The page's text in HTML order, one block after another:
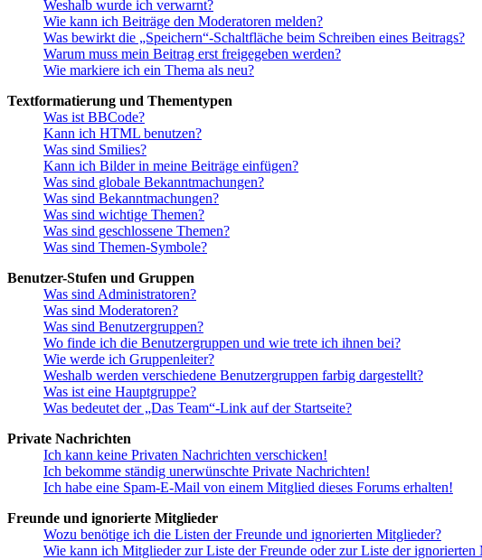
Weshalb wurde ich verwarnt?
Wie kann ich Beiträge den Moderatoren melden?
Was bewirkt die „Speichern“-Schaltfläche beim Schreiben eines Beitrags?
Warum muss mein Beitrag erst freigegeben werden?
Wie markiere ich ein Thema als neu?
Textformatierung und Thementypen
Was ist BBCode?
Kann ich HTML benutzen?
Was sind Smilies?
Kann ich Bilder in meine Beiträge einfügen?
Was sind globale Bekanntmachungen?
Was sind Bekanntmachungen?
Was sind wichtige Themen?
Was sind geschlossene Themen?
Was sind Themen-Symbole?
Benutzer-Stufen und Gruppen
Was sind Administratoren?
Was sind Moderatoren?
Was sind Benutzergruppen?
Wo finde ich die Benutzergruppen und wie trete ich ihnen bei?
Wie werde ich Gruppenleiter?
Weshalb werden verschiedene Benutzergruppen farbig dargestellt?
Was ist eine Hauptgruppe?
Was bedeutet der „Das Team“-Link auf der Startseite?
Private Nachrichten
Ich kann keine Privaten Nachrichten verschicken!
Ich bekomme ständig unerwünschte Private Nachrichten!
Ich habe eine Spam-E-Mail von einem Mitglied dieses Forums erhalten!
Freunde und ignorierte Mitglieder
Wozu benötige ich die Listen der Freunde und ignorierten Mitglieder?
Wie kann ich Mitglieder zur Liste der Freunde oder zur Liste der